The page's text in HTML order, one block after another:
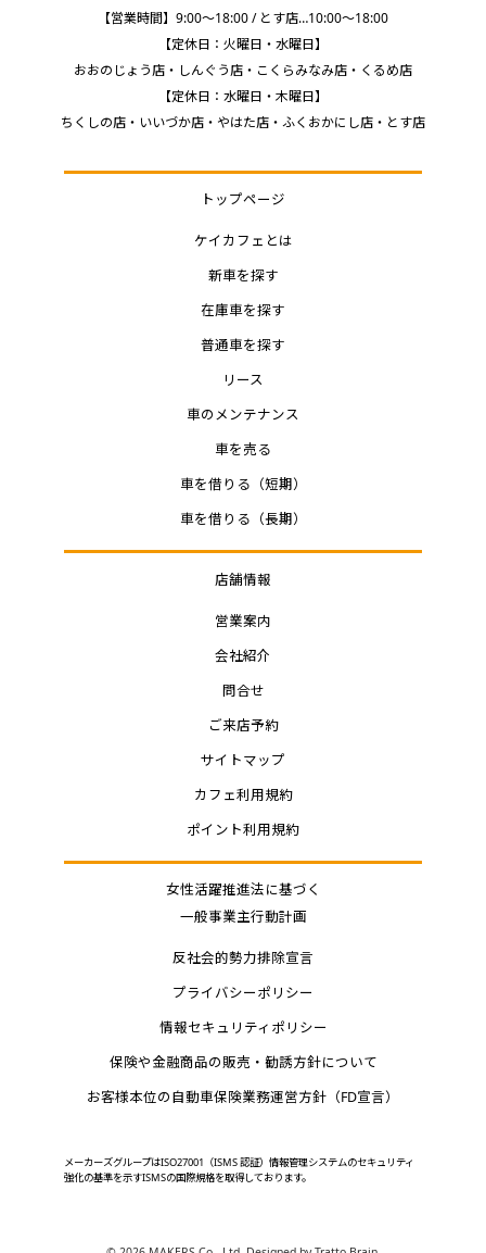
【営業時間】9:00～18:00 / とす店…10:00～18:00
【定休日：火曜日・水曜日】
おおのじょう店・しんぐう店・こくらみなみ店・くるめ店
【定休日：水曜日・木曜日】
ちくしの店・いいづか店・やはた店・ふくおかにし店・とす店
トップページ
ケイカフェとは
新車を探す
在庫車を探す
普通車を探す
リース
車のメンテナンス
車を売る
車を借りる（短期）
車を借りる（長期）
店舗情報
営業案内
会社紹介
問合せ
ご来店予約
サイトマップ
カフェ利用規約
ポイント利用規約
女性活躍推進法に基づく
一般事業主行動計画
反社会的勢力排除宣言
プライバシーポリシー
情報セキュリティポリシー
保険や金融商品の販売・勧誘方針について
お客様本位の自動車保険業務運営方針（FD宣言）
メーカーズグループはISO27001（ISMS 認証）情報管理システムのセキュリティ
強化の基準を示すISMSの国際規格を取得しております。